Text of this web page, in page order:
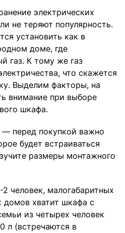
электрических
не теряют популярность.
установить как в
доме, где
газ. К тому же газ
что скажется
Выделим факторы, на
внимание при выборе
шкафа.
— перед покупкой важно
будет встраиваться
размеры монтажного
человек, малогабаритных
домов хватит шкафа с
из четырех человек
л (встречаются в